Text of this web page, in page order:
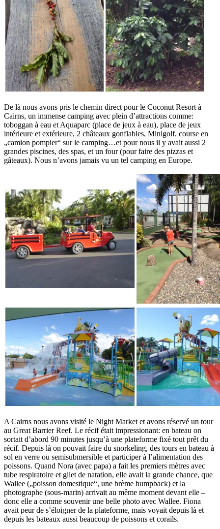
De là nous avons pris le chemin direct pour le Coconut Resort à
Cairns, un immense camping avec plein d’attractions comme:
toboggan à eau et Aquaparc (place de jeux à eau), place de jeux
intérieure et extérieure, 2 châteaux gonflables, Minigolf, course en
„camion pompier“ sur le camping…et pour nous il y avait aussi 2
grandes piscines, des spas, et un four (pour faire des pizzas et
gâteaux). Nous n’avons jamais vu un tel camping en Europe.
A Cairns nous avons visité le Night Market et avons réservé un tour
au Great Barrier Reef. Le récif était impressionant: en bateau on
sortait d’abord 90 minutes jusqu’à une plateforme fixé tout prêt du
récif. Depuis là on pouvait faire du snorkeling, des tours en bateau à
sol en verre ou semisubmersible et participer à l’alimentation des
poissons. Quand Nora (avec papa) a fait les premiers mètres avec
tube respiratoire et gilet de natation, elle avait la grande chance, que
Wallee („poisson domestique“, une brème humpback) et la
photographe (sous-marin) arrivait au même moment devant elle –
donc elle a comme souvenir une belle photo avec Wallee. Fiona
avait peur de s’éloigner de la plateforme, mais voyait depuis là et
depuis les bateaux aussi beaucoup de poissons et corails.